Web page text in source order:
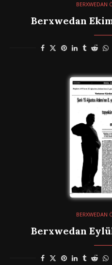
BERXWEDAN
Berxwedan
BERXWEDAN
Berxwedan